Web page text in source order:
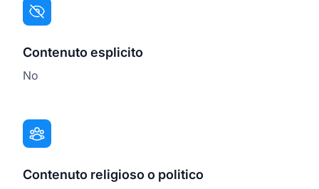
Contenuto esplicito
No
Contenuto religioso o politico